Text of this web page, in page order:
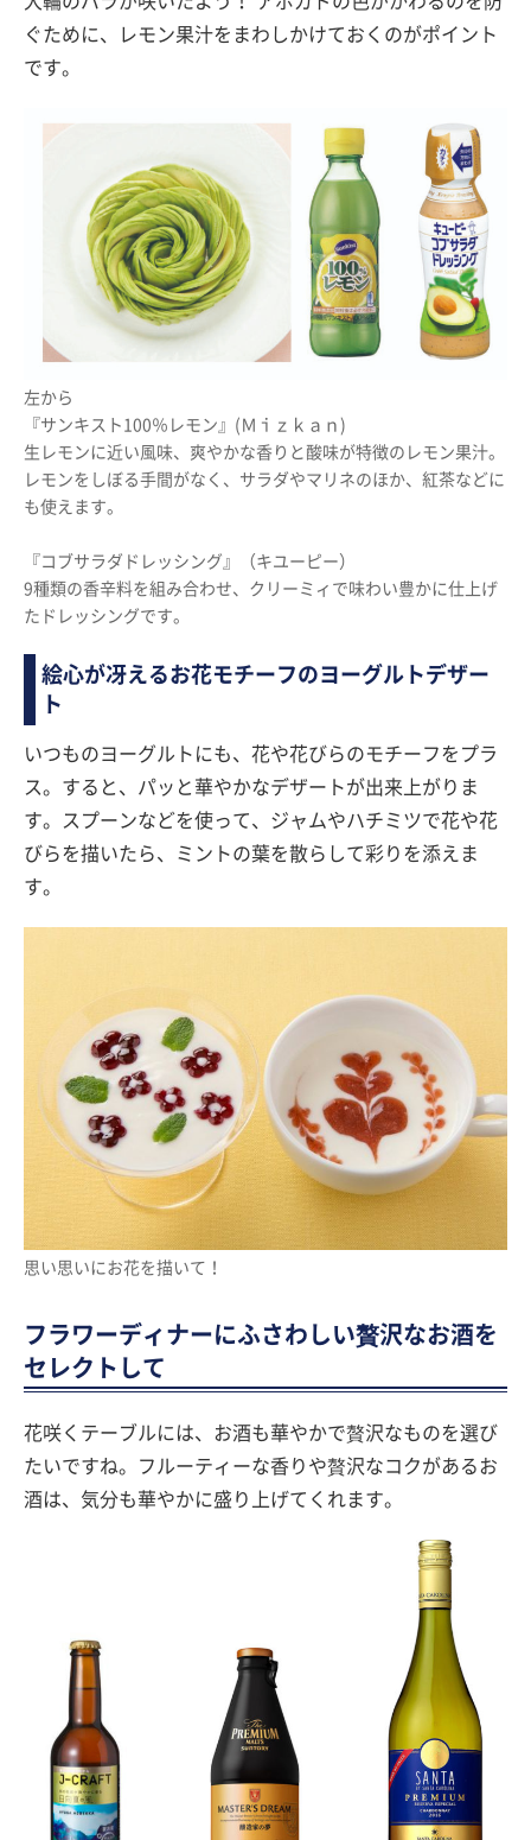
ぐために、レモン果汁をまわしかけておくのがポイント
です。
左から
『サンキスト100％レモン』(Ｍｉｚｋａｎ)
生レモンに近い風味、爽やかな香りと酸味が特徴のレモン果汁。
レモンをしぼる手間がなく、サラダやマリネのほか、紅茶などに
も使えます。
『コブサラダドレッシング』（キユーピー）
9種類の香辛料を組み合わせ、クリーミィで味わい豊かに仕上げ
たドレッシングです。
絵心が冴えるお花モチーフのヨーグルトデザー
ト
いつものヨーグルトにも、花や花びらのモチーフをプラ
ス。すると、パッと華やかなデザートが出来上がりま
す。スプーンなどを使って、ジャムやハチミツで花や花
びらを描いたら、ミントの葉を散らして彩りを添えま
す。
思い思いにお花を描いて！
フラワーディナーにふさわしい贅沢なお酒を
セレクトして
花咲くテーブルには、お酒も華やかで贅沢なものを選び
たいですね。フルーティーな香りや贅沢なコクがあるお
酒は、気分も華やかに盛り上げてくれます。